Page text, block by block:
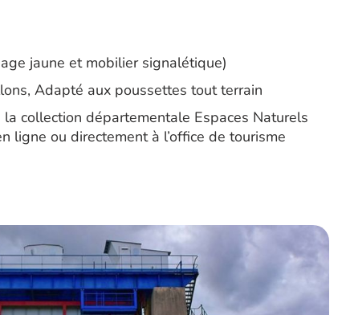
jaune et mobilier signalétique)
Adapté aux poussettes tout terrain
collection départementale Espaces Naturels
ligne ou directement à l’office de tourisme